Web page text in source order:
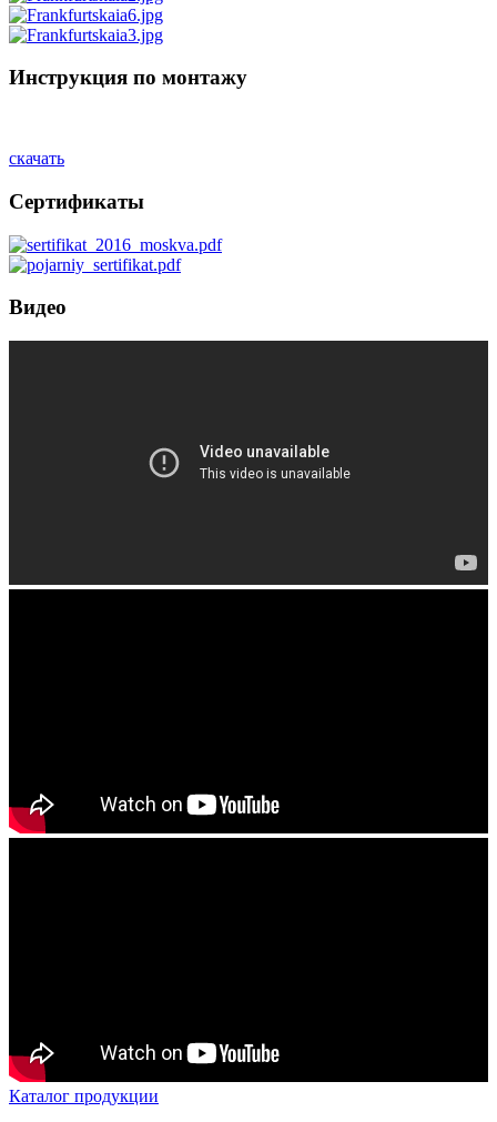
Инструкция по монтажу
скачать
Сертификаты
Видео
Каталог продукции